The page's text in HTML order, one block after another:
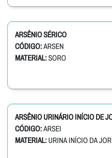
ARSÊNIO SÉRICO
CÓDIGO:ARSEN
MATERIAL:SORO
ARSÊNIO URINÁRIO INÍCIO DE
CÓDIGO:ARSEI
MATERIAL: URINA INÍCIO DA